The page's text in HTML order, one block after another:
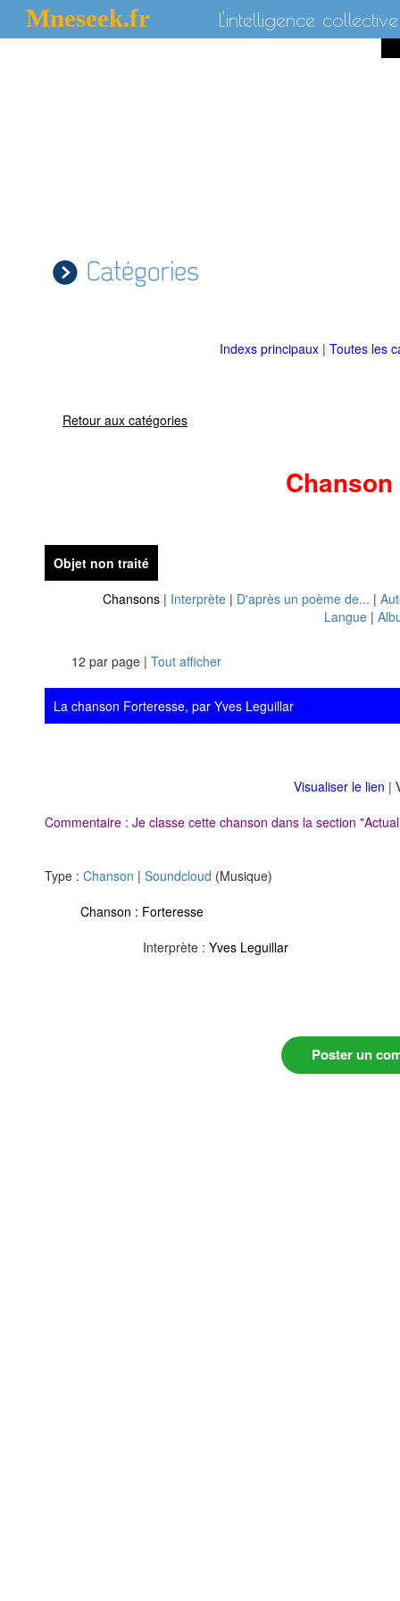
Mneseek.fr L'intelligence collective
Catégories
Indexs principaux | Toutes les
Retour aux catégories
Chanson
Objet non traité
Chansons | Interprète | D'après un poème de... |
Langue |
12 par page | Tout afficher
La chanson Forteresse, par Yves Leguillar
Visualiser le lien |
Commentaire : Je classe cette chanson dans la section
Type : Chanson | Soundcloud (Musique)
Chanson : Forteresse
Interprète : Yves Leguillar
Poster un